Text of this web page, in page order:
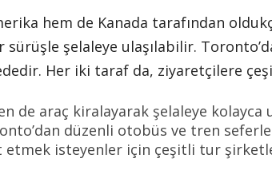
hem de Kanada tarafından
sürüşle şelaleye ulaşılabilir.
Her iki taraf da, ziyaretçilere
de araç kiralayarak şelaleye kolayca
düzenli otobüs ve tren
etmek isteyenler için çeşitli tur